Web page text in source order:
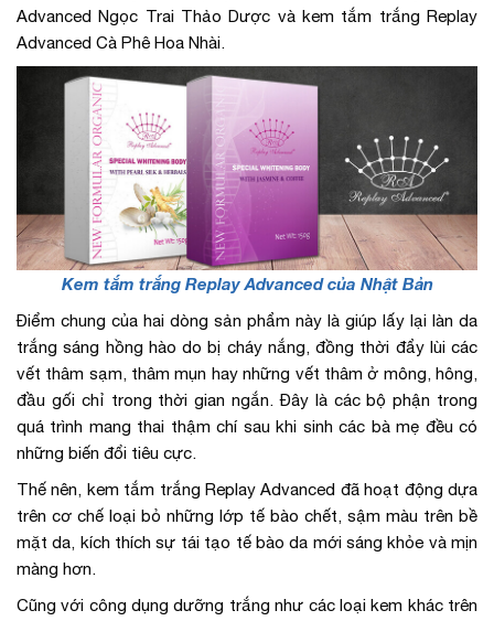
Advanced Ngọc Trai Thảo Dược và kem tắm trắng Replay
Advanced Cà Phê Hoa Nhài.
Kem tắm trắng Replay Advanced của Nhật Bản
Điểm chung của hai dòng sản phẩm này là giúp lấy lại làn da
trắng sáng hồng hào do bị cháy nắng, đồng thời đẩy lùi các
vết thâm sạm, thâm mụn hay những vết thâm ở mông, hông,
đầu gối chỉ trong thời gian ngắn. Đây là các bộ phận trong
quá trình mang thai thậm chí sau khi sinh các bà mẹ đều có
những biến đổi tiêu cực.
Thế nên, kem tắm trắng Replay Advanced đã hoạt động dựa
trên cơ chế loại bỏ những lớp tế bào chết, sậm màu trên bề
mặt da, kích thích sự tái tạo tế bào da mới sáng khỏe và mịn
màng hơn.
Cũng với công dụng dưỡng trắng như các loại kem khác trên